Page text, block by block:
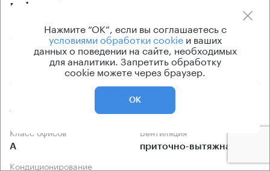
Lakes
Москва, Озёрная улица, вл42
Озёрная → 600 м ~6 мин
район Очаково-Матвеевское
176 — 1329 кв.м по запросу
Класс офисов
А
Вентиляция
приточно-вытяжная
Кондиционирование
Нажмите “ОК”, если вы соглашаетесь с
условиями обработки cookieи ваших
данных о поведении на сайте, необходимых
для аналитики. Запретить обработку
cookie можете через браузер.
ОК